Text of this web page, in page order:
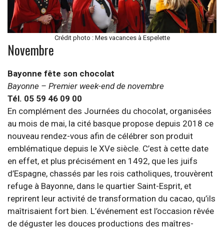
Crédit photo : Mes vacances à Espelette
Novembre
Bayonne fête son chocolat
Bayonne – Premier week-end de novembre
Tél. 05 59 46 09 00
En complément des Journées du chocolat, organisées
au mois de mai, la cité basque propose depuis 2018 ce
nouveau rendez-vous afin de célébrer son produit
emblématique depuis le XVe siècle. C’est à cette date
en effet, et plus précisément en 1492, que les juifs
d’Espagne, chassés par les rois catholiques, trouvèrent
refuge à Bayonne, dans le quartier Saint-Esprit, et
reprirent leur activité de transformation du cacao, qu’ils
maîtrisaient fort bien. L’événement est l’occasion rêvée
de déguster les douces productions des maîtres-